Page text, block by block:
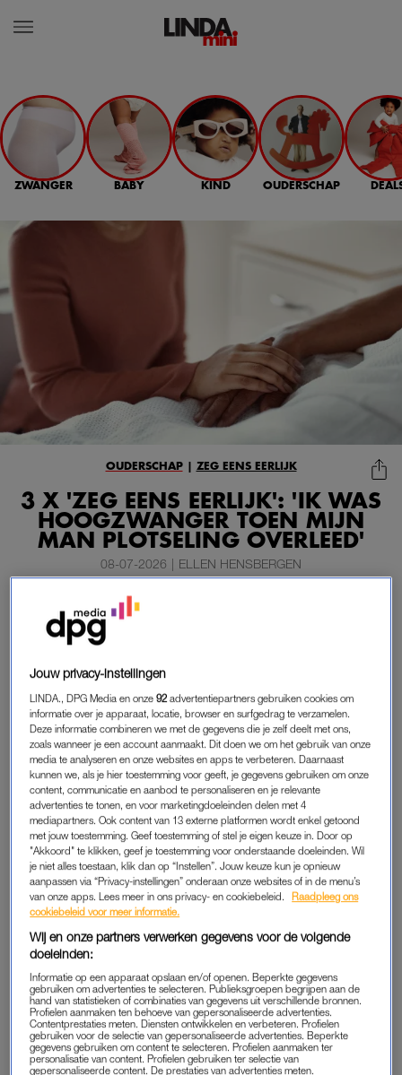
ZWANGER BABY KIND OUDERSCHAP
3 X 'ZEG EENS EERLIJK': 'IK WAS
HOOGZWANGER TOEN MIJN
MAN PLOTSELING OVERLEED'
OUDERSCHAP| ZEG EENS EERLIJK
08-07-2026 | ELLEN HENSBERGEN
In de rubriek ‘ Zeg eens eerlijk
over het moederschap centraal. Want ja, het is prachtig,
maar soms ook gewoon verdomd hard werken.
Hieronder lees je drie van deze verhalen die eerder op
LINDA.nl werden gepubliceerd.
NADIA
“Ik ben van nature positief ingesteld en sta dankbaar in het
leven, maar wow: ik ervaar het moederschap echt als heel
zwaar. Ik combineer mijn relatief grote gezin met drie dagen
werken en die balans is heel moeilijk te vinden. Voor mijn
gevoel doe ik altijd iemand tekort, ook al wéét ik dat dit niet zo
is. Als ik werk, zijn ze bij hun vader of oma: ze komen
helemaal geen liefde of aandacht tekort.
Toch voel ik elke dag een enorm schuldgevoel, vooral als ik zie
dat de kinderen het jammer vinden als ik ’s ochtends de
voordeur achter me dichttrek. En toegeven dat ik dingen
moeilijk vind, voelt toch een beetje als falen. Mijn kinderen zijn
mijn hele wereld, maar had ik er misschien later aan moeten
beginnen? Ben ik de enige met zo’n schuldgevoel? Wordt het
Jouw privacy-instellingen
LINDA., DPG Media en onze92 advertentiepartners gebruiken cookies om
informatie over je apparaat, locatie, browser en surfgedrag te verzamelen.
Deze informatie combineren we met de gegevens die je zelf deelt met ons,
zoals wanneer je een account aanmaakt. Dit doen we om het gebruik van onze
media te analyseren en onze websites en apps te verbeteren. Daarnaast
kunnen we, als je hier toestemming voor geeft, je gegevens gebruiken om onze
content, communicatie en aanbod te personaliseren en je relevante
advertenties te tonen, en voor marketingdoeleinden delen met 4
mediapartners. Ook content van 13 externe platformen wordt enkel getoond
met jouw toestemming. Geef toestemming of stel je eigen keuze in. Door op
"Akkoord" te klikken, geef je toestemming voor onderstaande doeleinden. Wil
je niet alles toestaan, klik dan op “Instellen”. Jouw keuze kun je opnieuw
aanpassen via “Privacy-instellingen” onderaan onze websites of in de menu’s
van onze apps. Lees meer in ons privacy- en cookiebeleid.
Raadpleeg ons
cookiebeleid voor meer informatie.
Wij en onze partners verwerken gegevens voor de volgende
doeleinden:
Informatie op een apparaat opslaan en/of openen. Beperkte gegevens
gebruiken om advertenties te selecteren. Publieksgroepen begrijpen aan de
hand van statistieken of combinaties van gegevens uit verschillende bronnen.
Profielen aanmaken ten behoeve van gepersonaliseerde advertenties.
Contentprestaties meten. Diensten ontwikkelen en verbeteren. Profielen
gebruiken voor de selectie van gepersonaliseerde advertenties. Beperkte
gegevens gebruiken om content te selecteren. Profielen aanmaken ter
personalisatie van content. Profielen gebruiken ter selectie van
gepersonaliseerde content. De prestaties van advertenties meten.